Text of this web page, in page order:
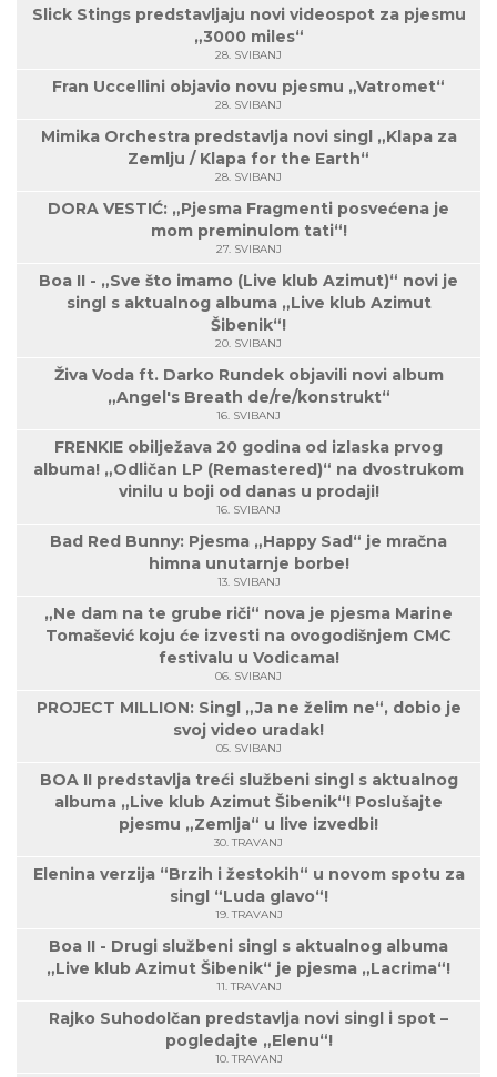
Slick Stings predstavljaju novi videospot za pjesmu
„3000 miles“
28. SVIBANJ
Fran Uccellini objavio novu pjesmu „Vatromet“
28. SVIBANJ
Mimika Orchestra predstavlja novi singl „Klapa za
Zemlju / Klapa for the Earth“
28. SVIBANJ
DORA VESTIĆ: „Pjesma Fragmenti posvećena je
mom preminulom tati“!
27. SVIBANJ
Boa II - „Sve što imamo (Live klub Azimut)“ novi je
singl s aktualnog albuma „Live klub Azimut
Šibenik“!
20. SVIBANJ
Živa Voda ft. Darko Rundek objavili novi album
„Angel's Breath de/re/konstrukt“
16. SVIBANJ
FRENKIE obilježava 20 godina od izlaska prvog
albuma! „Odličan LP (Remastered)“ na dvostrukom
vinilu u boji od danas u prodaji!
16. SVIBANJ
Bad Red Bunny: Pjesma „Happy Sad“ je mračna
himna unutarnje borbe!
13. SVIBANJ
„Ne dam na te grube riči“ nova je pjesma Marine
Tomašević koju će izvesti na ovogodišnjem CMC
festivalu u Vodicama!
06. SVIBANJ
PROJECT MILLION: Singl „Ja ne želim ne“, dobio je
svoj video uradak!
05. SVIBANJ
BOA II predstavlja treći službeni singl s aktualnog
albuma „Live klub Azimut Šibenik“! Poslušajte
pjesmu „Zemlja“ u live izvedbi!
30. TRAVANJ
Elenina verzija “Brzih i žestokih“ u novom spotu za
singl “Luda glavo“!
19. TRAVANJ
Boa II - Drugi službeni singl s aktualnog albuma
„Live klub Azimut Šibenik“ je pjesma „Lacrima“!
11. TRAVANJ
Rajko Suhodolčan predstavlja novi singl i spot –
pogledajte „Elenu“!
10. TRAVANJ